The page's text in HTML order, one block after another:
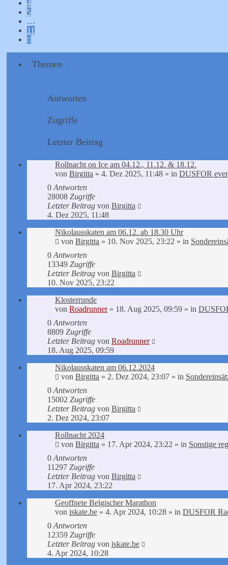
4
5
…
11
Themen
Antworten
Zugriffe
Letzter Beitrag
Rollnacht on Ice am 04.12., 11.12. & 18.12.
von Birgitta » 4. Dez 2025, 11:48 » in DUSFOR
0 Antworten
28008 Zugriffe
Letzter Beitrag von Birgitta
4. Dez 2025, 11:48
Nikolausskaten am 06.12. ab 18.30 Uhr
von Birgitta » 10. Nov 2025, 23:22 » in
0 Antworten
13349 Zugriffe
Letzter Beitrag von Birgitta
10. Nov 2025, 23:22
Klosterrunde
von Roadrunner» 18. Aug 2025, 09:59 » in
0 Antworten
8809 Zugriffe
Letzter Beitrag von Roadrunner
18. Aug 2025, 09:59
Nikolausskaten am 06.12.2024
von Birgitta » 2. Dez 2024, 23:07 » in
0 Antworten
15002 Zugriffe
Letzter Beitrag von Birgitta
2. Dez 2024, 23:07
Rollnacht 2024
von Birgitta » 17. Apr 2024, 23:22 » in Sonstige
0 Antworten
11297 Zugriffe
Letzter Beitrag von Birgitta
17. Apr 2024, 23:22
Geoffnete Belgischer Marathon
von iskate.be » 4. Apr 2024, 10:28 » in DUSFOR
0 Antworten
12359 Zugriffe
Letzter Beitrag von iskate.be
4. Apr 2024, 10:28